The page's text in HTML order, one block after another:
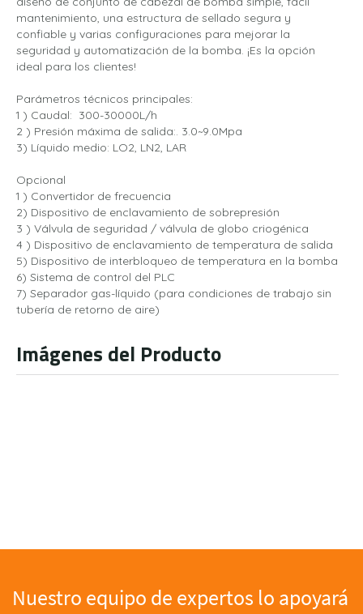
mantenimiento, una estructura de sellado segura y
confiable y varias configuraciones para mejorar la
seguridad y automatización de la bomba. ¡Es la opción
ideal para los clientes!
Parámetros técnicos principales:
1 ) Caudal: 300-30000L/h
2 ) Presión máxima de salida:. 3.0~9.0Mpa
3) Líquido medio: LO2, LN2, LAR
Opcional
1 ) Convertidor de frecuencia
2) Dispositivo de enclavamiento de sobrepresión
3 ) Válvula de seguridad / válvula de globo criogénica
4 ) Dispositivo de enclavamiento de temperatura de salida
5) Dispositivo de interbloqueo de temperatura en la bomba
6) Sistema de control del PLC
7) Separador gas-líquido (para condiciones de trabajo sin
tubería de retorno de aire)
Imágenes del Producto
Nuestro equipo de expertos lo apoyará